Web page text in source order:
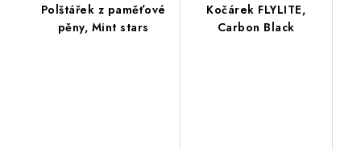
Polštářek z paměťové
pěny, Mint stars
Kočárek FLYLITE,
Carbon Black